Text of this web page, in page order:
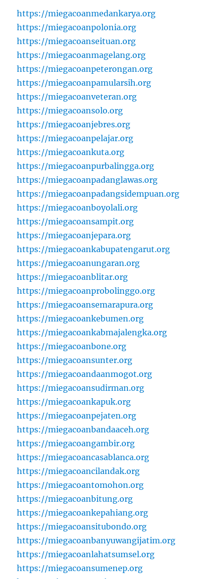
https://miegacoanmedankarya.org
https://miegacoanpolonia.org
https://miegacoanseituan.org
https://miegacoanmagelang.org
https://miegacoanpeterongan.org
https://miegacoanpamularsih.org
https://miegacoanveteran.org
https://miegacoansolo.org
https://miegacoanjebres.org
https://miegacoanpelajar.org
https://miegacoankuta.org
https://miegacoanpurbalingga.org
https://miegacoanpadanglawas.org
https://miegacoanpadangsidempuan.org
https://miegacoanboyolali.org
https://miegacoansampit.org
https://miegacoanjepara.org
https://miegacoankabupatengarut.org
https://miegacoanungaran.org
https://miegacoanblitar.org
https://miegacoanprobolinggo.org
https://miegacoansemarapura.org
https://miegacoankebumen.org
https://miegacoankabmajalengka.org
https://miegacoanbone.org
https://miegacoansunter.org
https://miegacoandaanmogot.org
https://miegacoansudirman.org
https://miegacoankapuk.org
https://miegacoanpejaten.org
https://miegacoanbandaaceh.org
https://miegacoangambir.org
https://miegacoancasablanca.org
https://miegacoancilandak.org
https://miegacoantomohon.org
https://miegacoanbitung.org
https://miegacoankepahiang.org
https://miegacoansitubondo.org
https://miegacoanbanyuwangijatim.org
https://miegacoanlahatsumsel.org
https://miegacoansumenep.org